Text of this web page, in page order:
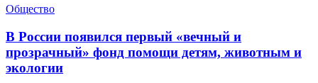
Общество
В России появился первый «вечный и
прозрачный» фонд помощи детям, животным и
экологии